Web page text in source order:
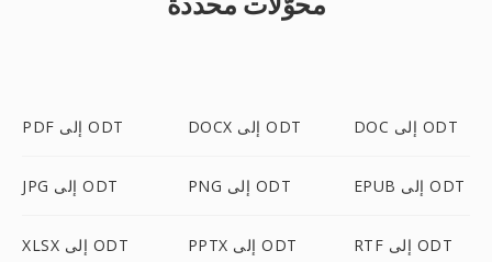
PDF إلى ODT DOCX إلى ODT DOC إلى ODT
JPG إلى ODT PNG إلى ODT EPUB إلى ODT
XLSX إلى ODT PPTX إلى ODT RTF إلى ODT